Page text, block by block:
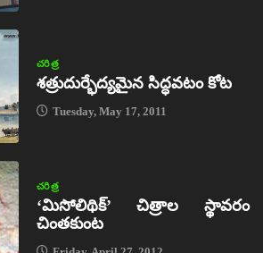
చరిత్ర
శత్రుదుర్భేద్యమైన సిద్ధవటం కోట
Tuesday, May 17, 2011
చరిత్ర
‘మిసోలిథిక్‌’ చిత్రాల స్థావరం
చింతకుంట